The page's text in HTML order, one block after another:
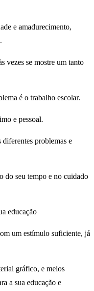
e amadurecimento,
vezes se mostre um tanto
é o trabalho escolar.
e pessoal.
problemas e
do seu tempo e no cuidado
educação
um estímulo suficiente, já
gráfico, e meios
a sua educação e